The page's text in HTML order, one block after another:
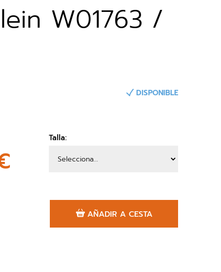
W01763 /
DISPONIBLE
Talla:
AÑADIR A CESTA